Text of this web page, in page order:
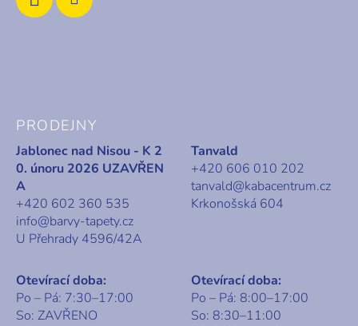
PRODEJNY
Jablonec nad Nisou - K 2
0. únoru 2026 UZAVŘEN
A
+420 602 360 535
info@barvy-tapety.cz
U Přehrady 4596/42A
Tanvald
+420 606 010 202
tanvald@kabacentrum.cz
Krkonošská 604
Otevírací doba:
Po – Pá: 7:30–17:00
So: ZAVŘENO
Otevírací doba:
Po – Pá: 8:00–17:00
So: 8:30–11:00